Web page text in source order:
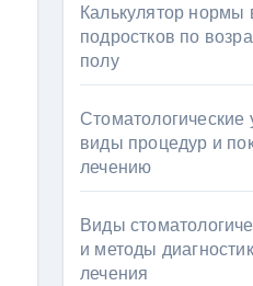
Калькулятор нормы
подростков по
полу
Стоматологические
виды процедур и
лечению
Виды
и методы
лечения